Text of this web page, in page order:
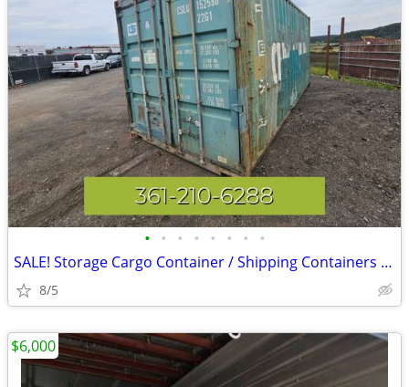
• • • • • • • •
SALE! Storage Cargo Container / Shipping Containers / Conex Box
8/5
$6,000